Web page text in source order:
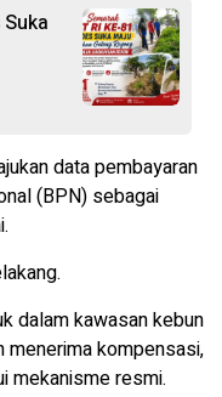
data pembayaran
(BPN) sebagai
dalam kawasan kebun
menerima kompensasi,
mekanisme resmi.